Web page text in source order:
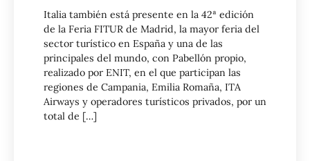
Italia también está presente en la 42ª edición
de la Feria FITUR de Madrid, la mayor feria del
sector turístico en España y una de las
principales del mundo, con Pabellón propio,
realizado por ENIT, en el que participan las
regiones de Campania, Emilia Romaña, ITA
Airways y operadores turísticos privados, por un
total de […]